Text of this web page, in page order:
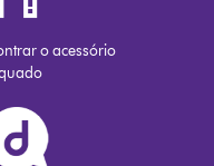
o acessório